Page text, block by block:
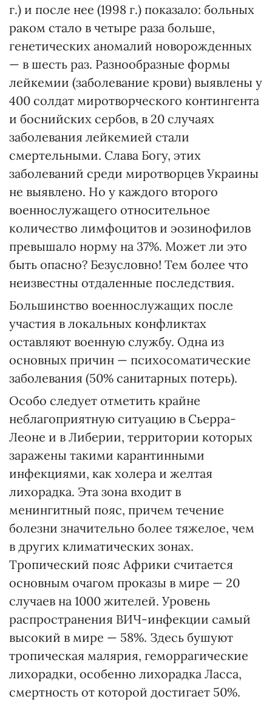
г.) и после нее (1998 г.) показало: больных
раком стало в четыре раза больше,
генетических аномалий новорожденных
— в шесть раз. Разнообразные формы
лейкемии (заболевание крови) выявлены у
400 солдат миротворческого контингента
и боснийских сербов, в 20 случаях
заболевания лейкемией стали
смертельными. Слава Богу, этих
заболеваний среди миротворцев Украины
не выявлено. Но у каждого второго
военнослужащего относительное
количество лимфоцитов и эозинофилов
превышало норму на 37%. Может ли это
быть опасно? Безусловно! Тем более что
неизвестны отдаленные последствия.
Большинство военнослужащих после
участия в локальных конфликтах
оставляют военную службу. Одна из
основных причин — психосоматические
заболевания (50% санитарных потерь).
Особо следует отметить крайне
неблагоприятную ситуацию в Сьерра-
Леоне и в Либерии, территории которых
заражены такими карантинными
инфекциями, как холера и желтая
лихорадка. Эта зона входит в
менингитный пояс, причем течение
болезни значительно более тяжелое, чем
в других климатических зонах.
Тропический пояс Африки считается
основным очагом проказы в мире — 20
случаев на 1000 жителей. Уровень
распространения ВИЧ-инфекции самый
высокий в мире — 58%. Здесь бушуют
тропическая малярия, геморрагические
лихорадки, особенно лихорадка Ласса,
смертность от которой достигает 50%.